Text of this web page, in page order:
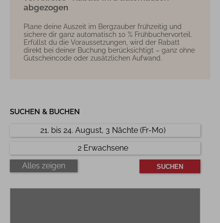
abgezogen
Plane deine Auszeit im Bergzauber frühzeitig und
sichere dir ganz automatisch 10 % Frühbuchervorteil.
Erfüllst du die Voraussetzungen, wird der Rabatt
direkt bei deiner Buchung berücksichtigt – ganz ohne
Gutscheincode oder zusätzlichen Aufwand.
SUCHEN & BUCHEN
21. bis 24. August, 3 Nächte (Fr-Mo)
2 Erwachsene
Alles zeigen